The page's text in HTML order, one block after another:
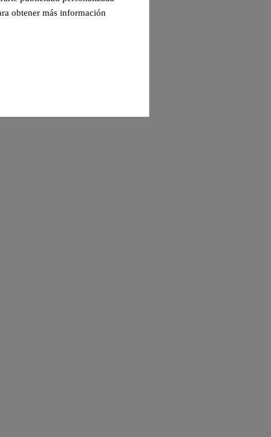
obtener más información